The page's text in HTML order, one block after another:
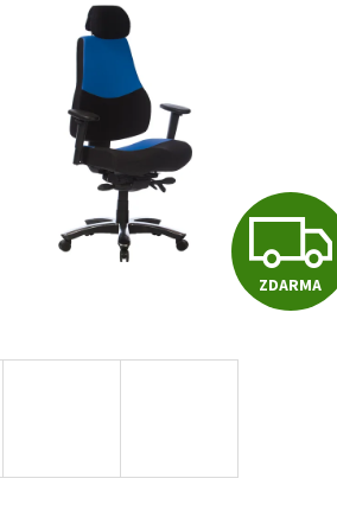
ZDARMA